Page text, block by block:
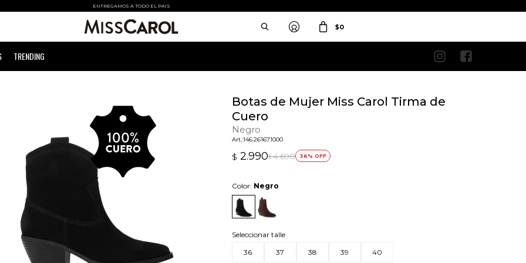
ENTREGAMOS A TODO EL PAIS
TRENDING
$0
 
Botas de Mujer Miss Carol Tirma de
Cuero
Negro
146.261671000
$ 2.990$ 4.690 36
Color: Negro
Seleccionar talle
36
37 38 39 40